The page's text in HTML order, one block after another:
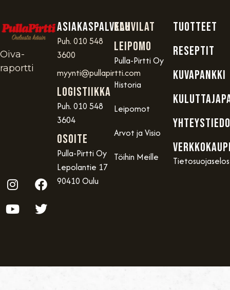
Oiva-
raportti
Asiakaspalvelu
Puh. 010 548
3600
myynti@pullapirtti.com
Logistiikka
Puh. 010 548
3604
OSOITE
Pulla-Pirtti Oy
Lepolantie 17
90410 Oulu
Kahvilat
Leipomo
Pulla-Pirtti Oy
Historia
Leipomot
Arvot ja Visio
Töihin Meille
TUOTTEET
RESEPTIT
KUVAPANKKI